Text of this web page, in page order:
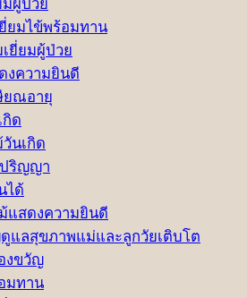
มผู้ป่วย
ยมไข้พร้อมทาน
ยี่ยมผู้ป่วย
งความยินดี
ยณอายุ
กิด
นเกิด
ริญญา
ได้
แสดงความยินดี
แลสุขภาพแม่และลูกวัยเติบโต
งขวัญ
มทาน